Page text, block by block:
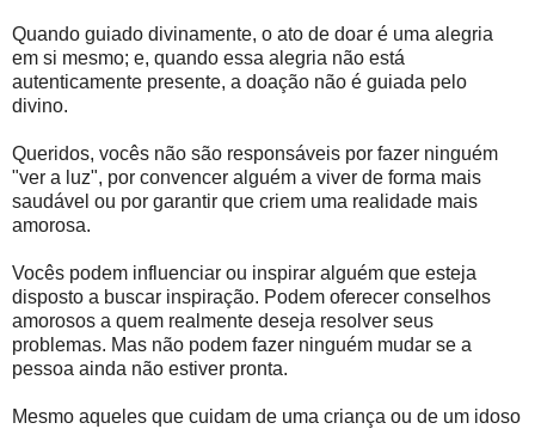
Quando guiado divinamente, o ato de doar é uma alegria
em si mesmo; e, quando essa alegria não está
autenticamente presente, a doação não é guiada pelo
divino.
Queridos, vocês não são responsáveis ​​por fazer ninguém
"ver a luz", por convencer alguém a viver de forma mais
saudável ou por garantir que criem uma realidade mais
amorosa.
Vocês podem influenciar ou inspirar alguém que esteja
disposto a buscar inspiração. Podem oferecer conselhos
amorosos a quem realmente deseja resolver seus
problemas. Mas não podem fazer ninguém mudar se a
pessoa ainda não estiver pronta.
Mesmo aqueles que cuidam de uma criança ou de um idoso